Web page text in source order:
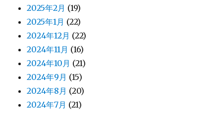
2025年2月 (19)
2025年1月 (22)
2024年12月 (22)
2024年11月 (16)
2024年10月 (21)
2024年9月 (15)
2024年8月 (20)
2024年7月 (21)